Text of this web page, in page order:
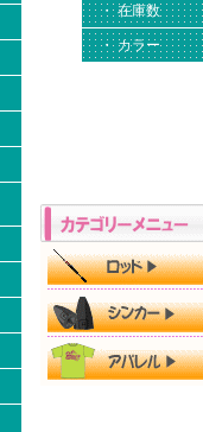
・ 在庫数
・ カラー